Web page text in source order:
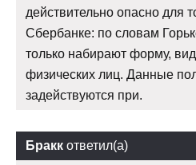
действительно опасно для
Сбербанке: по словам
только набирают форму,
физических лиц. Данные
задействуются при.
Бракк ответил(а)